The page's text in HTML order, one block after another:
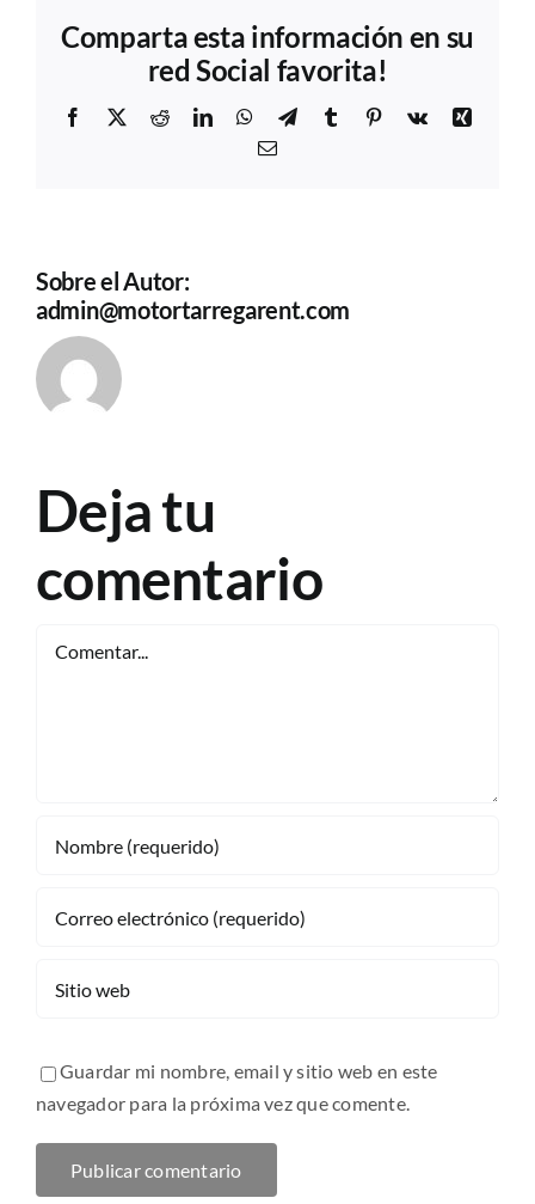
Comparta esta información en su
red Social favorita!
Facebook
X RedditLinkedInWhatsApp
TelegramTumblr Pinterest
Vk
Xing
Correo
Sobre el Autor:
admin@motortarregarent.com
Deja tu
comentario
Guardar mi nombre, email y sitio web en este
navegador para la próxima vez que comente.